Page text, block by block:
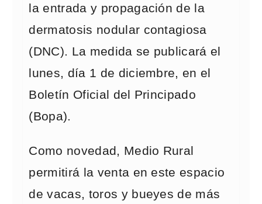
la entrada y propagación de la
dermatosis nodular contagiosa
(DNC). La medida se publicará el
lunes, día 1 de diciembre, en el
Boletín Oficial del Principado
(Bopa).
Como novedad, Medio Rural
permitirá la venta en este espacio
de vacas, toros y bueyes de más